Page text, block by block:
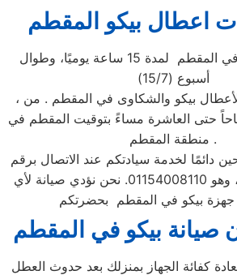
اعطال بيكو المقطم
يعمل مركز بيكو في المقطم لمدة 15 ساعة يوميًا، وطوال
أسبوع (15/7)
، لاستقبال بلاغات الأعطال بيكو والشكاوى في المقطم . من
حتى العاشرة مساءً بتوقيت المقطم في
منطقة المقطم .
دائمًا لخدمة سيادتكم عند الاتصال برقم
خدمة بيكو الموحَّد، وهو 01154008110. نحن نؤدي صيانة لأي
بيكو في المقطم
كفائة الجهاز بمنزلك بعد حدوث العطل